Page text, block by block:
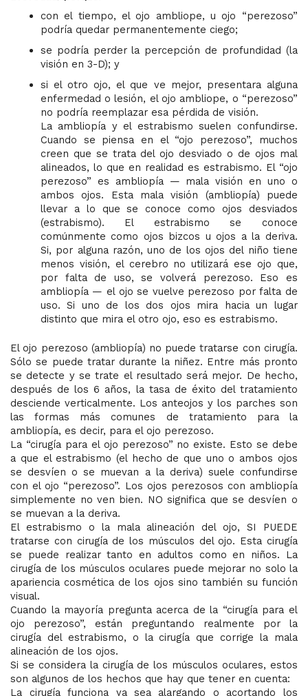
con el tiempo, el ojo ambliope, u ojo “perezoso”
podría quedar permanentemente ciego;
se podría perder la percepción de profundidad (la
visión en 3-D); y
si el otro ojo, el que ve mejor, presentara alguna
enfermedad o lesión, el ojo ambliope, o “perezoso”
no podría reemplazar esa pérdida de visión.
La ambliopía y el estrabismo suelen confundirse.
Cuando se piensa en el “ojo perezoso”, muchos
creen que se trata del ojo desviado o de ojos mal
alineados, lo que en realidad es estrabismo. El “ojo
perezoso” es ambliopía — mala visión en uno o
ambos ojos. Esta mala visión (ambliopía) puede
llevar a lo que se conoce como ojos desviados
(estrabismo). El estrabismo se conoce
comúnmente como ojos bizcos u ojos a la deriva.
Si, por alguna razón, uno de los ojos del niño tiene
menos visión, el cerebro no utilizará ese ojo que,
por falta de uso, se volverá perezoso. Eso es
ambliopía — el ojo se vuelve perezoso por falta de
uso. Si uno de los dos ojos mira hacia un lugar
distinto que mira el otro ojo, eso es estrabismo.
El ojo perezoso (ambliopía) no puede tratarse con cirugía.
Sólo se puede tratar durante la niñez. Entre más pronto
se detecte y se trate el resultado será mejor. De hecho,
después de los 6 años, la tasa de éxito del tratamiento
desciende verticalmente. Los anteojos y los parches son
las formas más comunes de tratamiento para la
ambliopía, es decir, para el ojo perezoso.
La “cirugía para el ojo perezoso” no existe. Esto se debe
a que el estrabismo (el hecho de que uno o ambos ojos
se desvíen o se muevan a la deriva) suele confundirse
con el ojo “perezoso”. Los ojos perezosos con ambliopía
simplemente no ven bien. NO significa que se desvíen o
se muevan a la deriva.
El estrabismo o la mala alineación del ojo, SI PUEDE
tratarse con cirugía de los músculos del ojo. Esta cirugía
se puede realizar tanto en adultos como en niños. La
cirugía de los músculos oculares puede mejorar no solo la
apariencia cosmética de los ojos sino también su función
visual.
Cuando la mayoría pregunta acerca de la “cirugía para el
ojo perezoso”, están preguntando realmente por la
cirugía del estrabismo, o la cirugía que corrige la mala
alineación de los ojos.
Si se considera la cirugía de los músculos oculares, estos
son algunos de los hechos que hay que tener en cuenta:
La cirugía funciona ya sea alargando o acortando los